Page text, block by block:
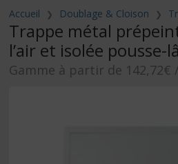
Accueil Doublage & Cloison
Trappe métal
l’air et isolée pousse-
Gamme à partir de 142,72€